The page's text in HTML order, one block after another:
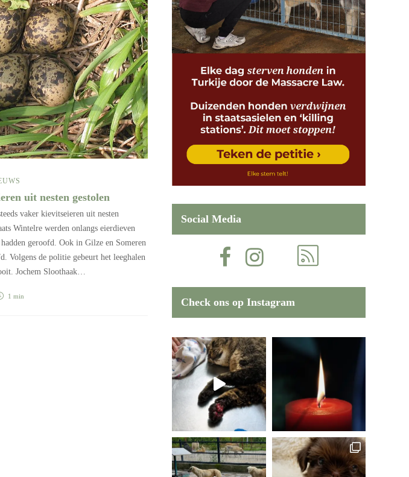
uit nesten gestolen
vaker kievitseieren uit nesten
Wintelre werden onlangs eierdieven
geroofd. Ook in Gilze en Someren
Volgens de politie gebeurt het leeghalen
Jochem Sloothaak…
1 min
Social Media
Check ons op Instagram